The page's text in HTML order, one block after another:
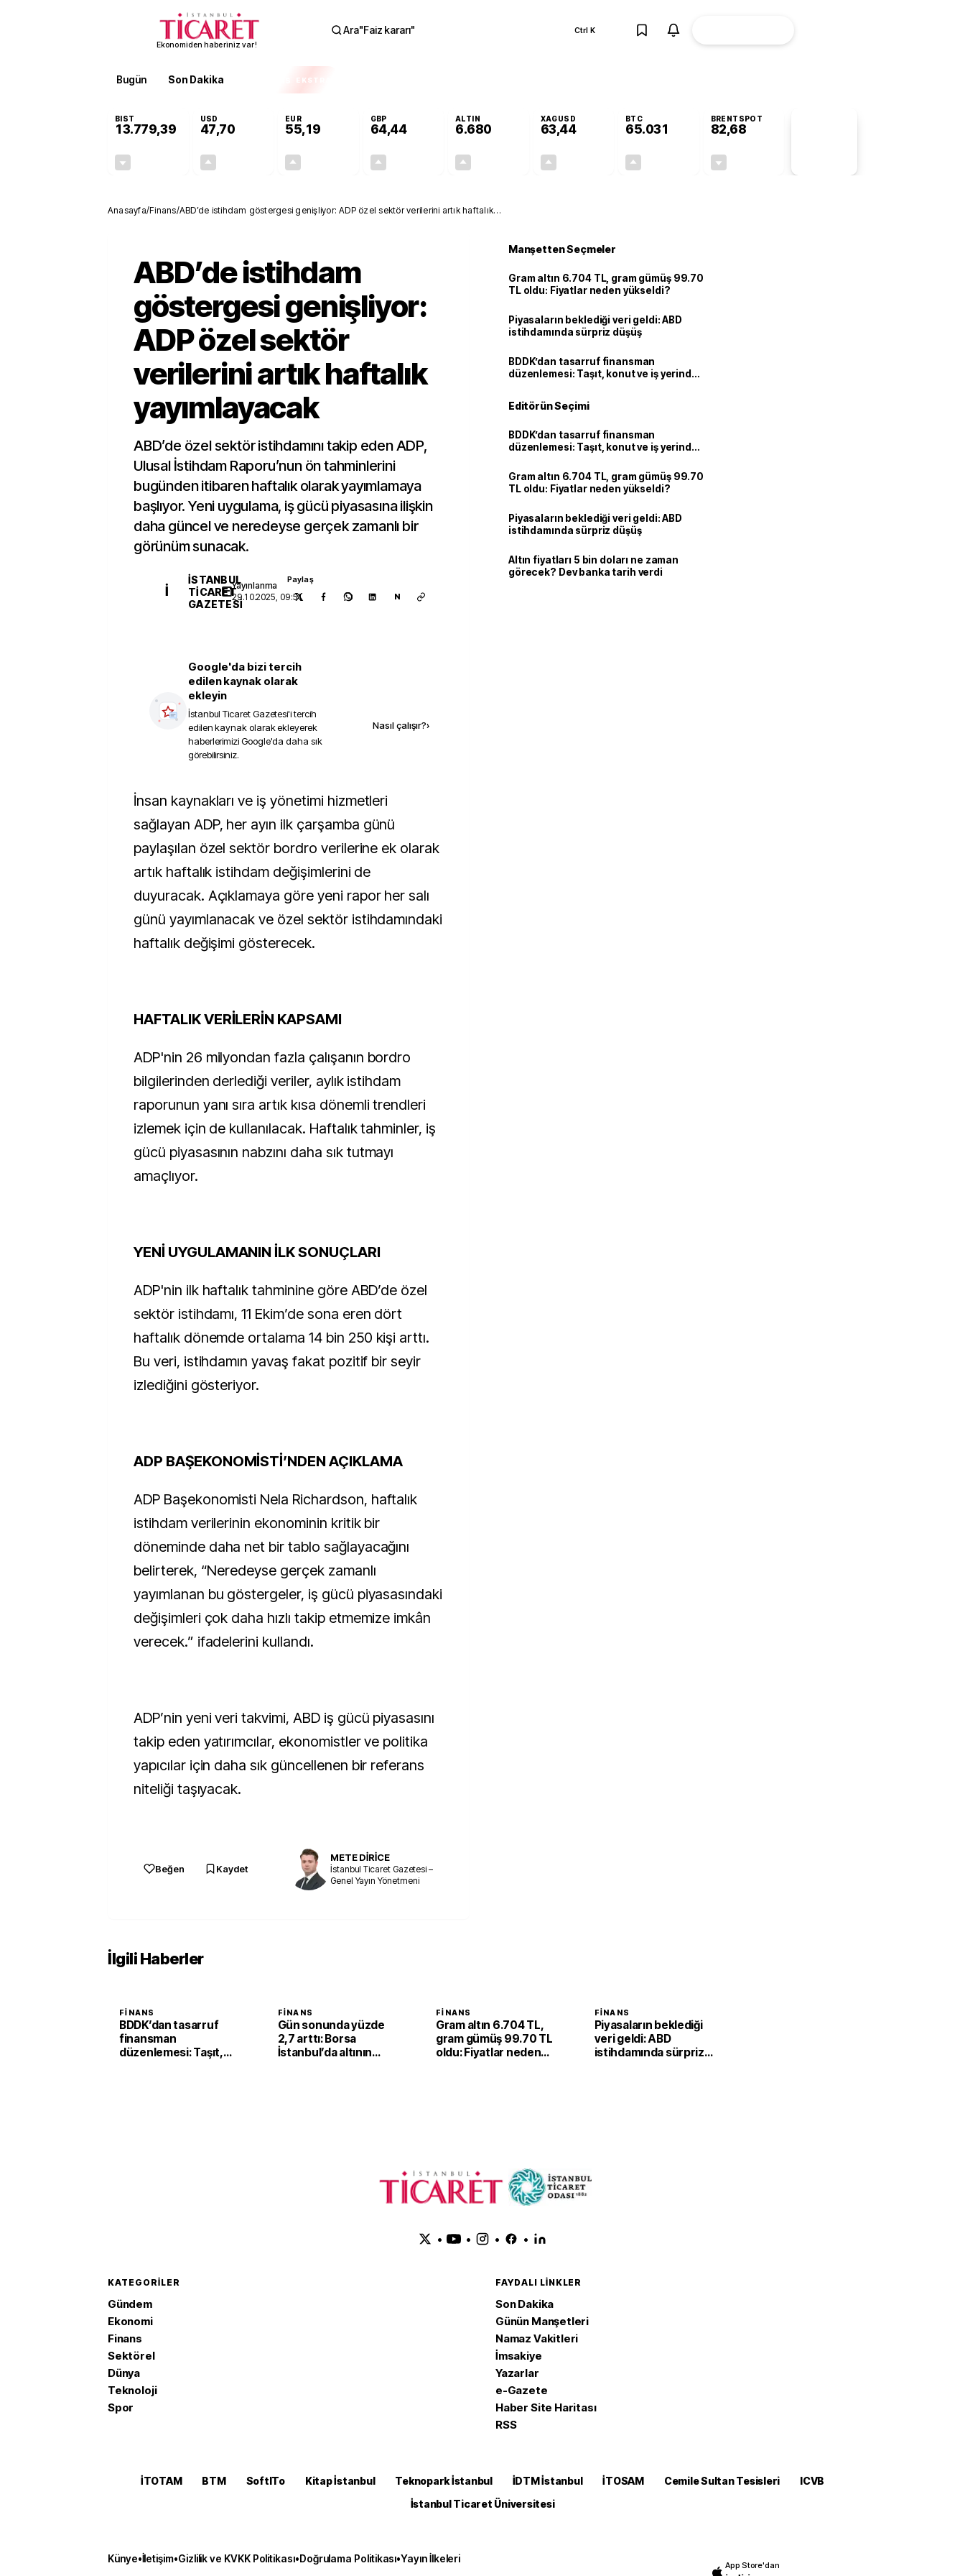
Ekonomiden haberiniz var!
Ara"Faiz kararı" Ctrl K
Bugün Son Dakika EKSTRA
BIST
13.779,39
USD
47,70
EUR
55,19
GBP
64,44
ALTIN
6.680
XAGUSD
63,44
BTC
65.031
BRENTSPOT
82,68
Anasayfa/Finans/ABD’de istihdam göstergesi genişliyor: ADP özel sektör verilerini artık haftalık
ABD’de istihdam
göstergesi genişliyor:
ADP özel sektör
verilerini artık haftalık
yayımlayacak
ABD’de özel sektör istihdamını takip eden ADP,
Ulusal İstihdam Raporu’nun ön tahminlerini
bugünden itibaren haftalık olarak yayımlamaya
başlıyor. Yeni uygulama, iş gücü piyasasına ilişkin
daha güncel ve neredeyse gerçek zamanlı bir
görünüm sunacak.
İ
İSTANBUL
TICARET
GAZETESI
Yayınlanma
29.10.2025, 09:51
Paylaş
N
Google'da bizi tercih
edilen kaynak olarak
ekleyin
İstanbul Ticaret Gazetesi'i tercih
edilen kaynak olarak ekleyerek
haberlerimizi Google'da daha sık
görebilirsiniz.
Nasıl çalışır?›
İnsan kaynakları ve iş yönetimi hizmetleri
sağlayan ADP, her ayın ilk çarşamba günü
paylaşılan özel sektör bordro verilerine ek olarak
artık haftalık istihdam değişimlerini de
duyuracak. Açıklamaya göre yeni rapor her salı
günü yayımlanacak ve özel sektör istihdamındaki
haftalık değişimi gösterecek.
HAFTALIK VERİLERİN KAPSAMI
ADP'nin 26 milyondan fazla çalışanın bordro
bilgilerinden derlediği veriler, aylık istihdam
raporunun yanı sıra artık kısa dönemli trendleri
izlemek için de kullanılacak. Haftalık tahminler, iş
gücü piyasasının nabzını daha sık tutmayı
amaçlıyor.
YENİ UYGULAMANIN İLK SONUÇLARI
ADP'nin ilk haftalık tahminine göre ABD’de özel
sektör istihdamı, 11 Ekim’de sona eren dört
haftalık dönemde ortalama 14 bin 250 kişi arttı.
Bu veri, istihdamın yavaş fakat pozitif bir seyir
izlediğini gösteriyor.
ADP BAŞEKONOMİSTİ’NDEN AÇIKLAMA
ADP Başekonomisti Nela Richardson, haftalık
istihdam verilerinin ekonominin kritik bir
döneminde daha net bir tablo sağlayacağını
belirterek, “Neredeyse gerçek zamanlı
yayımlanan bu göstergeler, iş gücü piyasasındaki
değişimleri çok daha hızlı takip etmemize imkân
verecek.” ifadelerini kullandı.
ADP’nin yeni veri takvimi, ABD iş gücü piyasasını
takip eden yatırımcılar, ekonomistler ve politika
yapıcılar için daha sık güncellenen bir referans
niteliği taşıyacak.
Beğen Kaydet
METE DİRİCE
İstanbul Ticaret Gazetesi –
Genel Yayın Yönetmeni
Manşetten Seçmeler
Gram altın 6.704 TL, gram gümüş 99.70
TL oldu: Fiyatlar neden yükseldi?
Piyasaların beklediği veri geldi: ABD
istihdamında sürpriz düşüş
BDDK’dan tasarruf finansman
düzenlemesi: Taşıt, konut ve iş yerinde
Editörün Seçimi
BDDK’dan tasarruf finansman
düzenlemesi: Taşıt, konut ve iş yerinde
Gram altın 6.704 TL, gram gümüş 99.70
TL oldu: Fiyatlar neden yükseldi?
Piyasaların beklediği veri geldi: ABD
istihdamında sürpriz düşüş
Altın fiyatları 5 bin doları ne zaman
görecek? Dev banka tarih verdi
İlgili Haberler
FINANS
BDDK’dan tasarruf
finansman
düzenlemesi: Taşıt,
FINANS
Gün sonunda yüzde
2,7 arttı: Borsa
İstanbul’da altının
FINANS
Gram altın 6.704 TL,
gram gümüş 99.70 TL
oldu: Fiyatlar neden
FINANS
Piyasaların beklediği
veri geldi: ABD
istihdamında sürpriz
• • • •
KATEGORILER
Gündem
Ekonomi
Finans
Sektörel
Dünya
Teknoloji
Spor
FAYDALI LINKLER
Son Dakika
Günün Manşetleri
Namaz Vakitleri
İmsakiye
Yazarlar
e-Gazete
Haber Site Haritası
RSS
İTOTAM BTM SoftITo Kitap İstanbul Teknopark İstanbul İDTM İstanbul İTOSAM Cemile Sultan Tesisleri
ICVB
İstanbul Ticaret Üniversitesi
Künye•İletişim•Gizlilik ve KVKK Politikası•Doğrulama Politikası•Yayın İlkeleri
App Store'dan